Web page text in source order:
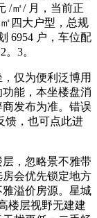
/㎡/ 月，当前正
四大户型，总规
6954 户，车位配
3。
仅为便利泛博用
能，本坐楼盘消
发布为准。错误
馈，也可点此进
，忽略景不雅带
会优先锁定地方
溢价房源。星城
楼层视野无建建